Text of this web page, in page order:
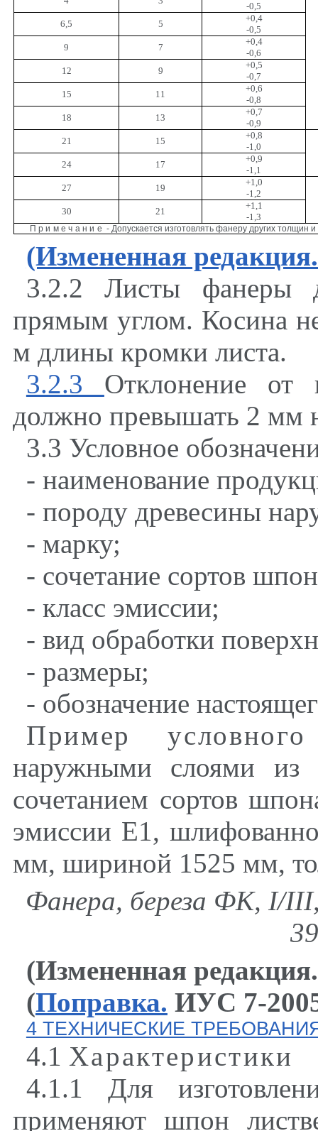
-0,5
6,5
5
+0,4
-0,5
9
7
+0,4
-0,6
12
9
+0,5
-0,7
15
11
+0,6
-0,8
18
13
+0,7
-0,9
21
15
+0,8
-1,0
24
17
+0,9
-1,1
27
19
+1,0
-1,2
30
21
+1,1
-1,3
Примечание - Допускается изготовлять фанеру других толщин
(Измененная
3.2.2Листы фанеры
прямым углом. Косина
м длины кромки листа.
3.2.3 Отклонение от
должно превышать 2 мм
3.3 Условное
- наименование
- породу древесины
- марку;
- сочетание сортов
- класс эмиссии;
- вид обработки
- размеры;
- обозначение
Пример условного
наружными слоями
сочетанием сортов
эмиссии Е1,
мм, шириной 1525 мм,
Фанера, береза ФК, I/III
(Измененная
(Поправка. ИУС 7-
4 ТЕХНИЧЕСКИЕ
4.1 Характеристики
4.1.1 Для
применяют шпон